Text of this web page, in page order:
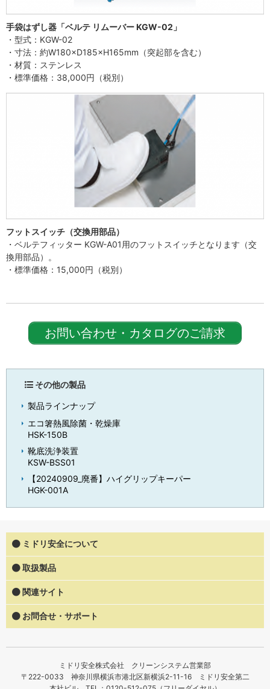
手袋はずし器「ベルテ リムーバー KGW-02」
・型式：KGW-02
・寸法：約W180×D185×H165mm（突起部を含む）
・材質：ステンレス
・標準価格：38,000円（税別）
フットスイッチ（交換用部品）
・ベルテフィッター KGW-A01用のフットスイッチとなります（交
換用部品）。
・標準価格：15,000円（税別）
お問い合わせ・カタログのご請求
その他の製品
製品ラインナップ
エコ箸熱風除菌・乾燥庫
HSK-150B
靴底洗浄装置
KSW-BSS01
【20240909_廃番】ハイグリップキーパー
HGK-001A
ミドリ安全について
取扱製品
関連サイト
お問合せ・サポート
ミドリ安全株式会社 クリーンシステム営業部
〒222-0033 神奈川県横浜市港北区新横浜2-11-16 ミドリ安全第二